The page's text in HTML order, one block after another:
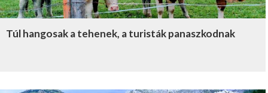
Túl hangosak a tehenek, a turisták panaszkodnak